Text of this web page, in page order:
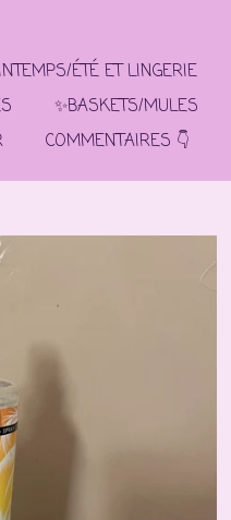
ÉTÉ ET LINGERIE
✨BASKETS/MULES
COMMENTAIRES 👇